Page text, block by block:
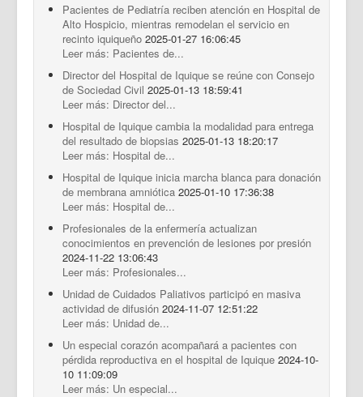
Pacientes de Pediatría reciben atención en Hospital de
Alto Hospicio, mientras remodelan el servicio en
recinto iquiqueño 2025-01-27 16:06:45
Leer más: Pacientes de...
Director del Hospital de Iquique se reúne con Consejo
de Sociedad Civil 2025-01-13 18:59:41
Leer más: Director del...
Hospital de Iquique cambia la modalidad para entrega
del resultado de biopsias 2025-01-13 18:20:17
Leer más: Hospital de...
Hospital de Iquique inicia marcha blanca para donación
de membrana amniótica 2025-01-10 17:36:38
Leer más: Hospital de...
Profesionales de la enfermería actualizan
conocimientos en prevención de lesiones por presión
2024-11-22 13:06:43
Leer más: Profesionales...
Unidad de Cuidados Paliativos participó en masiva
actividad de difusión 2024-11-07 12:51:22
Leer más: Unidad de...
Un especial corazón acompañará a pacientes con
pérdida reproductiva en el hospital de Iquique 2024-10-
10 11:09:09
Leer más: Un especial...